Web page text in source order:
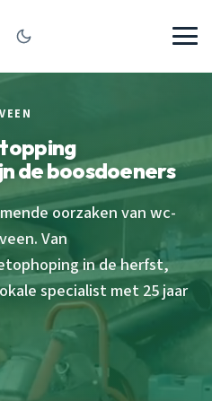
de boosdoeners
oorzaken van wc-
Van
in de herfst,
specialist met 25 jaar